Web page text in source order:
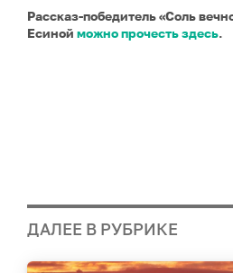
Рассказ-победитель «Соль
Есиной можно прочесть здесь.
ДАЛЕЕ В РУБРИКЕ